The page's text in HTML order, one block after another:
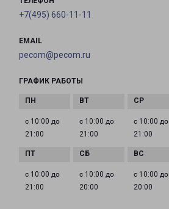
+7(495) 660-11-11
EMAIL
pecom@pecom.ru
ГРАФИК РАБОТЫ
с 10:00 до
21:00
с 10:00 до
21:00
с 10:00 до
21:00
с 10:00 до
21:00
с 10:00 до
20:00
с 10:00 до
20:00